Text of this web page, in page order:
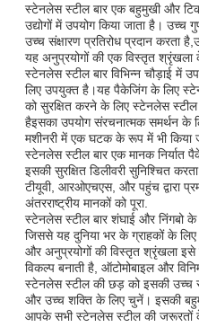
स्टेनलेस स्टील बार एक बहुमुखी और
उद्योगों में उपयोग किया जाता है।
उच्च संक्षारण प्रतिरोध प्रदान करता
यह अनुप्रयोगों की एक विस्तृत श्रृंखला
स्टेनलेस स्टील बार विभिन्न चौड़ाई में
लिए उपयुक्त है।यह पैकेजिंग के लिए
को सुरक्षित करने के लिए स्टेनलेस
हैइसका उपयोग संरचनात्मक समर्थन के
मशीनरी में एक घटक के रूप में भी किया
स्टेनलेस स्टील बार एक मानक निर्यात
इसकी सुरक्षित डिलीवरी सुनिश्चित
टीयूवी, आरओएचएस, और पहुंच द्वारा
अंतरराष्ट्रीय मानकों को पूरा.
स्टेनलेस स्टील बार शंघाई और निंगबो के
जिससे यह दुनिया भर के ग्राहकों के
और अनुप्रयोगों की विस्तृत श्रृंखला इसे
विकल्प बनाती है, ऑटोमोबाइल और
स्टेनलेस स्टील की छड़ को इसकी उच्च
और उच्च शक्ति के लिए चुनें। इसकी
आपके सभी स्टेनलेस स्टील की जरूरतों